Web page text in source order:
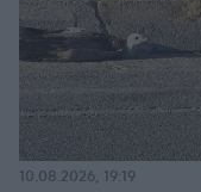
10.08.2026, 19:19